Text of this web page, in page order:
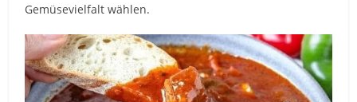
Gemüsevielfalt wählen.